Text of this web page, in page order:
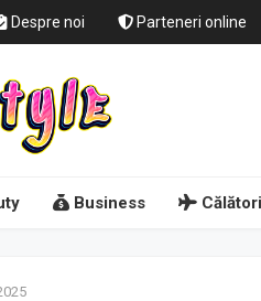
Despre noi Parteneri online
Business